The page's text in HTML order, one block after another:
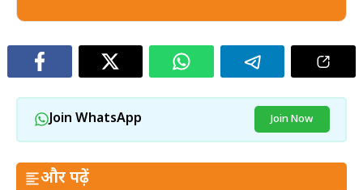
Join WhatsApp Join Now
और पढ़ें